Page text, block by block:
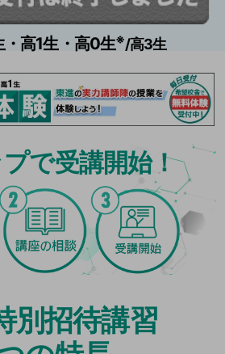
高1生・高0生※/高3生
で受講開始！
別招待講習